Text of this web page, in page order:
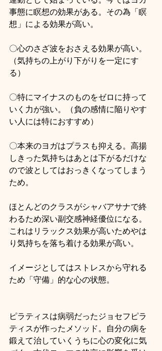
事態に瞑想の効果がある。その為「瞑
想」による効果が高い。
〇心のさざ波をおさえる効果が高い。
（気持ちの上がり下がりを一定にす
る）
〇特にマイナスのものをゼロに持って
いく力が強い。（負の感情に陥りやす
い人には特におすすめ）
〇本来のヨガはプラスも抑える。高揚
しきった気持ちはあとは下がるだけな
ので波としてはおっきくなってしまう
ため。
ほとんどのクラスがシャバアサナで終
わるため深い副交感神経優位になる。
これはリラックス効果が高いためやは
り気持ちを落ち着ける効果が高い。
イメージとしてはストレスから守れる
ため「守備」的な心の状態。
ピラティスは病弱だったジョセフピラ
ティスが作ったメソッド。自分の病を
鍛えて治していくうちに心の変化に気